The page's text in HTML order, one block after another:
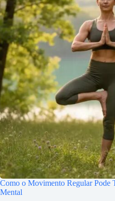
Como o Movimento Regular Pode
Mental